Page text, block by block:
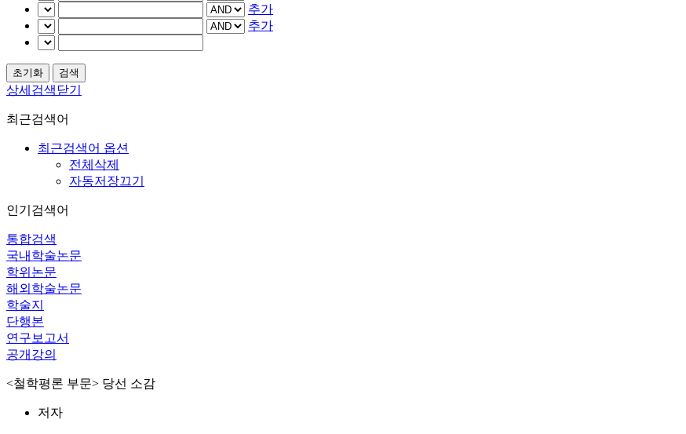
추가
추가
상세검색닫기
최근검색어
최근검색어 옵션
전체삭제
자동저장끄기
인기검색어
통합검색
국내학술논문
학위논문
해외학술논문
학술지
단행본
연구보고서
공개강의
<철학평론 부문> 당선 소감
저자